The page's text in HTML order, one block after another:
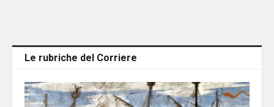
Le rubriche del Corriere